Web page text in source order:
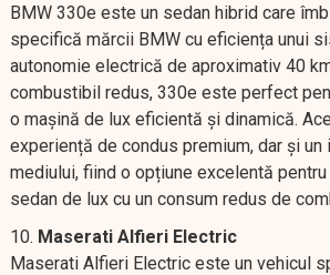
BMW 330e este un sedan hibrid care
specifică mărcii BMW cu eficiența unui
autonomie electrică de aproximativ 40
combustibil redus, 330e este perfect
o mașină de lux eficientă și dinamică.
experiență de condus premium, dar și un
mediului, fiind o opțiune excelentă
sedan de lux cu un consum redus de
Maserati Alfieri Electric
Maserati Alfieri Electric este un vehicul